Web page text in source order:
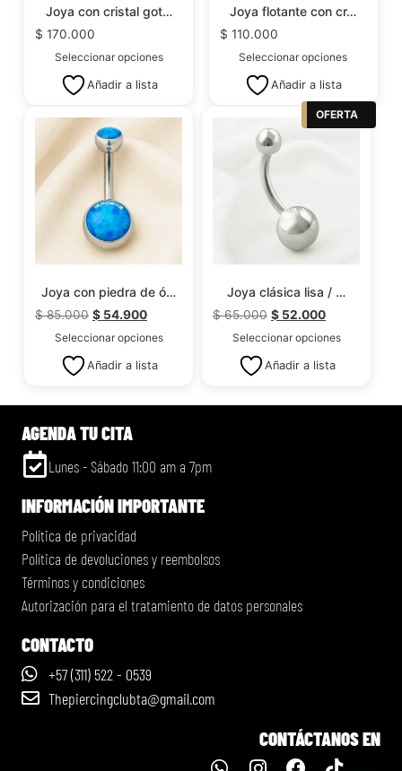
Joya con cristal got…
$ 170.000
Seleccionar opciones
Añadir a lista
Joya flotante con cr…
$ 110.000
Seleccionar opciones
Añadir a lista
Joya con piedra de ó…
$85.000 $ 54.900
Seleccionar opciones
Añadir a lista
OFERTA
Joya clásica lisa / …
$65.000 $ 52.000
Seleccionar opciones
Añadir a lista
AGENDA TU CITA
Lunes - Sábado 11:00 am a 7pm
INFORMACIÓN IMPORTANTE
Política de privacidad
Política de devoluciones y reembolsos
Términos y condiciones
Autorización para el tratamiento de datos personales
CONTACTO
+57 (311) 522 - 0539
Thepiercingclubta@gmail.com
CONTÁCTANOS EN